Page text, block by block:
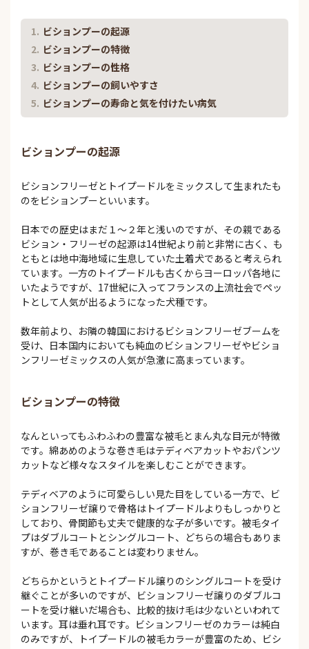
ビションプーの起源
ビションプーの特徴
ビションプーの性格
ビションプーの飼いやすさ
ビションプーの寿命と気を付けたい病気
ビションプーの起源
ビションフリーゼとトイプードルをミックスして生まれたも
のをビションプーといいます。
日本での歴史はまだ１～２年と浅いのですが、その親である
ビション・フリーゼの起源は14世紀より前と非常に古く、も
ともとは地中海地域に生息していた土着犬であると考えられ
ています。一方のトイプードルも古くからヨーロッパ各地に
いたようですが、17世紀に入ってフランスの上流社会でペッ
トとして人気が出るようになった犬種です。
数年前より、お隣の韓国におけるビションフリーゼブームを
受け、日本国内においても純血のビションフリーゼやビショ
ンフリーゼミックスの人気が急激に高まっています。
ビションプーの特徴
なんといってもふわふわの豊富な被毛とまん丸な目元が特徴
です。綿あめのような巻き毛はテディベアカットやおパンツ
カットなど様々なスタイルを楽しむことができます。
テディベアのように可愛らしい見た目をしている一方で、ビ
ションフリーゼ譲りで骨格はトイプードルよりもしっかりと
しており、骨関節も丈夫で健康的な子が多いです。被毛タイ
プはダブルコートとシングルコート、どちらの場合もありま
すが、巻き毛であることは変わりません。
どちらかというとトイプードル譲りのシングルコートを受け
継ぐことが多いのですが、ビションフリーゼ譲りのダブルコ
ートを受け継いだ場合も、比較的抜け毛は少ないといわれて
います。耳は垂れ耳です。ビションフリーゼのカラーは純白
のみですが、トイプードルの被毛カラーが豊富のため、ビシ